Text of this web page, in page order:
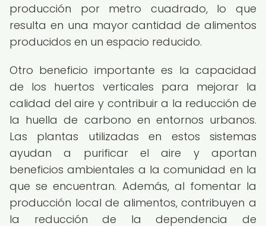
producción por metro cuadrado, lo que
resulta en una mayor cantidad de alimentos
producidos en un espacio reducido.
Otro beneficio importante es la capacidad
de los huertos verticales para mejorar la
calidad del aire y contribuir a la reducción de
la huella de carbono en entornos urbanos.
Las plantas utilizadas en estos sistemas
ayudan a purificar el aire y aportan
beneficios ambientales a la comunidad en la
que se encuentran. Además, al fomentar la
producción local de alimentos, contribuyen a
la reducción de la dependencia de